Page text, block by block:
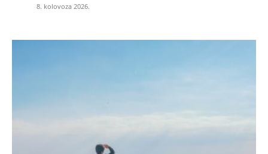
8. kolovoza 2026.